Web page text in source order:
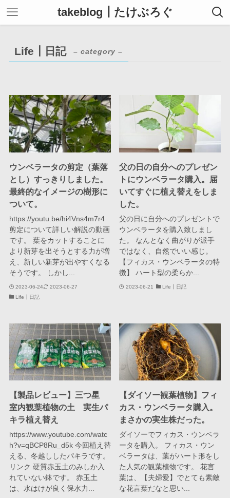
takeblog┃たけぶろぐ
Life┃日記 – category –
ウンベラータの剪定（葉落
とし）すっきりしました。
最終的なイメージの樹形に
ついて。
https://youtu.be/hi4Vns4m7r4
剪定について詳しい解説の動画
です。 葉をカットすることに
より新芽を出そうとする力が増
え、新しい新芽が出やすくなる
そうです。 しかし...
2023-06-24
2023-06-27
Life┃日記
父の日の自分へのプレゼン
トにウンベラータ購入。届
いてすぐに植え替えをしま
した。
父の日に自分へのプレゼントで
ウンベラータを購入致しまし
た。 なんとなく曲がりが派手
ではなく、自然でいい感じ。
【フィカス・ウンベラータの特
徴】 ハート型の柔らか...
2023-06-21 Life┃日記
【製品レビュー】三つ星
室内観葉植物の土 実生パ
キラ植え替え
https://www.youtube.com/watc
h?v=qBCP8Ru_d5k 今回植え替
える、冬越ししたパキラです。
リンク 硬質赤玉土のみしか入
れていない鉢です。 赤玉土
は、水はけが良く保水力...
【ダイソー観葉植物】フィ
カス・ウンベラータ購入。
まさかの実生株だった。
ダイソーでフィカス・ウンベラ
ータを購入。 フィカス・ウン
ベラータは、葉がハート形をし
た人気の観葉植物です。 花言
葉は、【夫婦愛】でとても素敵
な花言葉だなと思い...